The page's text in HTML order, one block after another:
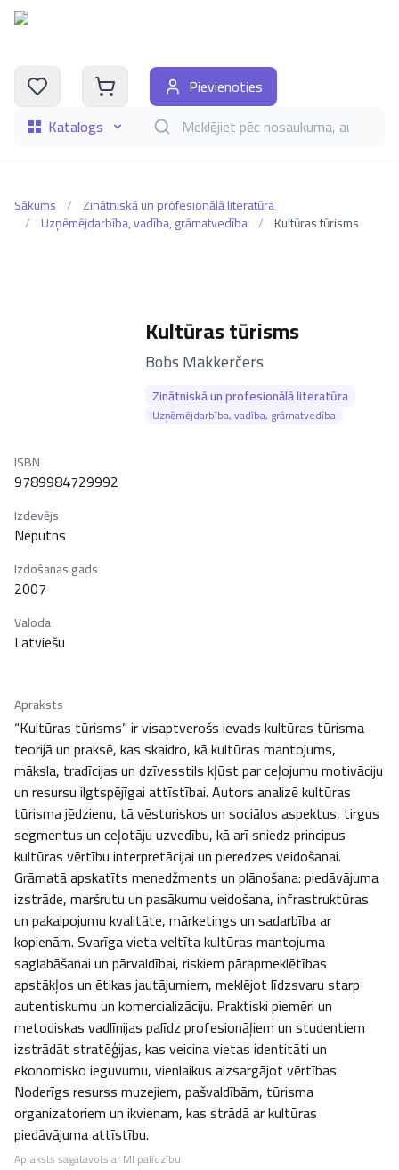
Katalogs Meklēt grāmatas pēc nosaukuma, autora,
Pievienoties
Sākums / Zinātniskā un profesionālā literatūra
/ Uzņēmējdarbība, vadība, grāmatvedība / Kultūras tūrisms
Kultūras tūrisms
–
Bobs Makkerčers
Zinātniskā un profesionālā literatūra
Uzņēmējdarbība, vadība, grāmatvedība
ISBN
9789984729992
Izdevējs
Neputns
Izdošanas gads
2007
Valoda
Latviešu
Apraksts
“Kultūras tūrisms” ir visaptverošs ievads kultūras tūrisma
teorijā un praksē, kas skaidro, kā kultūras mantojums,
māksla, tradīcijas un dzīvesstils kļūst par ceļojumu motivāciju
un resursu ilgtspējīgai attīstībai. Autors analizē kultūras
tūrisma jēdzienu, tā vēsturiskos un sociālos aspektus, tirgus
segmentus un ceļotāju uzvedību, kā arī sniedz principus
kultūras vērtību interpretācijai un pieredzes veidošanai.
Grāmatā apskatīts menedžments un plānošana: piedāvājuma
izstrāde, maršrutu un pasākumu veidošana, infrastruktūras
un pakalpojumu kvalitāte, mārketings un sadarbība ar
kopienām. Svarīga vieta veltīta kultūras mantojuma
saglabāšanai un pārvaldībai, riskiem pārapmeklētības
apstākļos un ētikas jautājumiem, meklējot līdzsvaru starp
autentiskumu un komercializāciju. Praktiski piemēri un
metodiskas vadlīnijas palīdz profesionāļiem un studentiem
izstrādāt stratēģijas, kas veicina vietas identitāti un
ekonomisko ieguvumu, vienlaikus aizsargājot vērtības.
Noderīgs resurss muzejiem, pašvaldībām, tūrisma
organizatoriem un ikvienam, kas strādā ar kultūras
piedāvājuma attīstību.
Apraksts sagatavots ar MI palīdzību